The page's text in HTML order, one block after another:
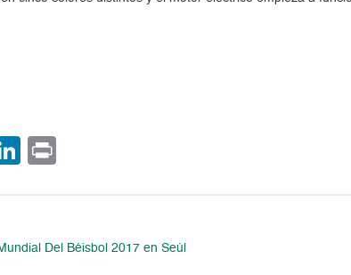
LinkedIn
Del Béisbol 2017 en Seúl